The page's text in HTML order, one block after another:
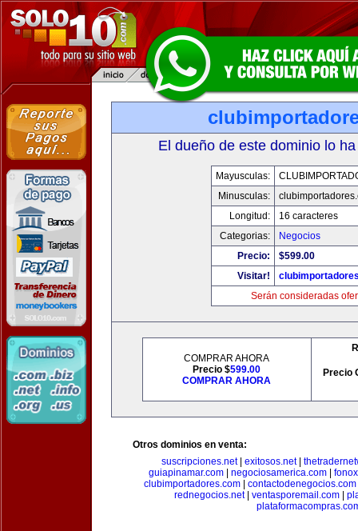
El dueño de este dominio lo
Mayusculas:
Minusculas:
Longitud:
16 caracteres
Categorias:
Negocios
Precio:
$599.00
Visitar!
Serán consideradas
COMPRAR AHORA
Precio $599.00
COMPRAR AHORA
Precio
Otros dominios en venta:
suscripciones.net| exitosos.net|
guiapinamar.com
negociosamerica.com
clubimportadores.com
contactodenegocios.com
rednegocios.net| ventasporemail.com